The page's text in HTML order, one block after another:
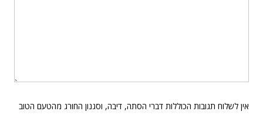
אין לשלוח תגובות הכוללות דברי הסתה, דיבה, וסגנון החורג מהטעם הטוב